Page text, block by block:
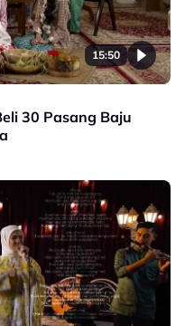
15:50
30 Pasang Baju